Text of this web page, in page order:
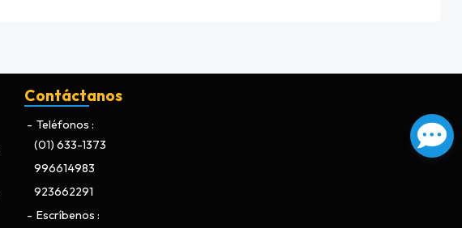
Contáctanos
Teléfonos
(01) 633-1373
996614983
923662291
Escríbenos